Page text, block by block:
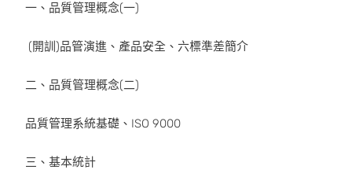
一、品質管理概念(一)
(開訓)品管演進、產品安全、六標準差簡介
二、品質管理概念(二)
品質管理系統基礎、ISO 9000
三、基本統計